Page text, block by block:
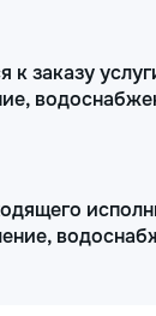
к заказу